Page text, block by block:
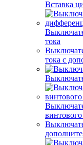
Вставка
тока
тока с